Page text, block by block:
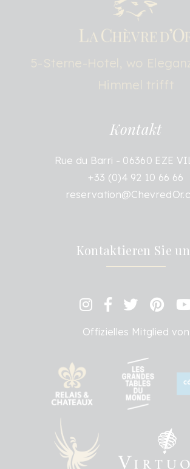
Kontakt
Rue du Barri - 06360 EZE
+33 (0)4 92 10 66 66
Kontaktieren Sie
Offizielles Mitglied von